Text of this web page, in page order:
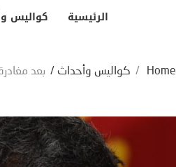
الرئيسية كواليس
Home
/ كواليس وأحداث / بعد